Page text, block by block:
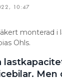
10:47
monterad
Ohls.